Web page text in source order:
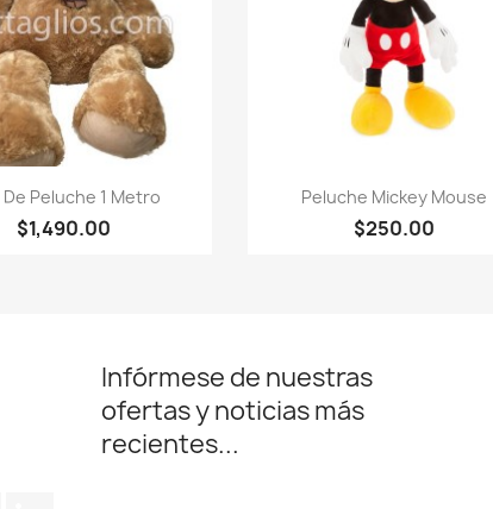
Vista rápida
Peluche 1 Metro
$1,490.00
Vista rápida
Peluche Mickey Mouse
$250.00
Infórmese de nuestras
ofertas y noticias más
recientes...